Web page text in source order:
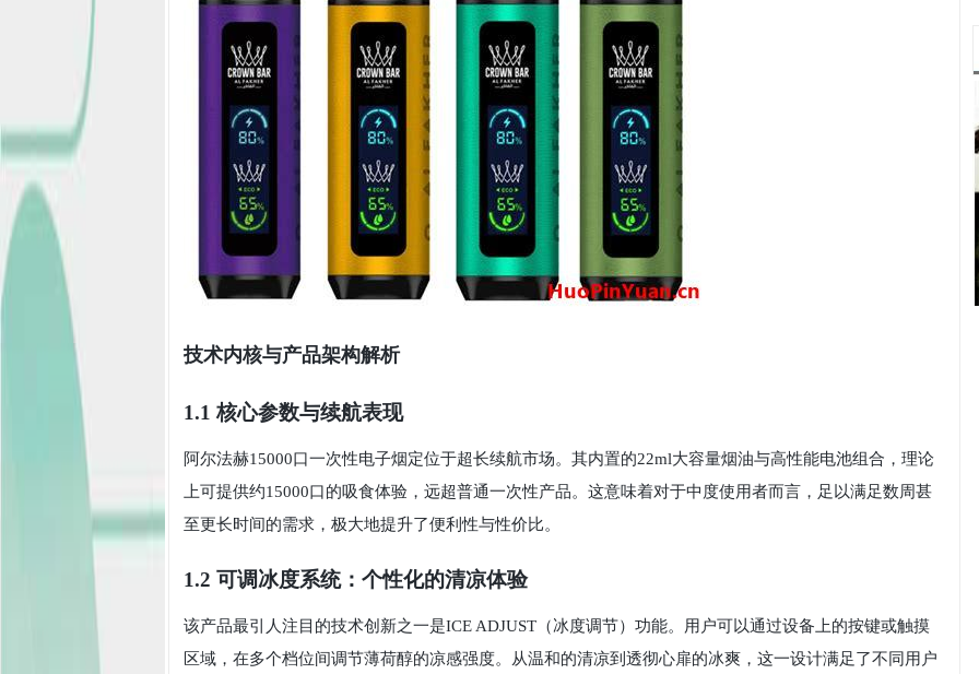
技术内核与产品架构解析
1.1 核心参数与续航表现
阿尔法赫15000口一次性电子烟定位于超长续航市场。其内置的22ml大容量烟油与高性能电池组合，理论
上可提供约15000口的吸食体验，远超普通一次性产品。这意味着对于中度使用者而言，足以满足数周甚
至更长时间的需求，极大地提升了便利性与性价比。
1.2 可调冰度系统：个性化的清凉体验
该产品最引人注目的技术创新之一是ICE ADJUST（冰度调节）功能。用户可以通过设备上的按键或触摸
区域，在多个档位间调节薄荷醇的凉感强度。从温和的清凉到透彻心扉的冰爽，这一设计满足了不同用户